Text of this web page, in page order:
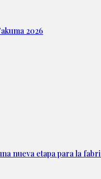
2026
nueva etapa para la